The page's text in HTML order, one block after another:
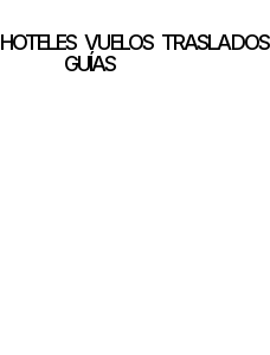
HOTELES VUELOS TRASLADOS
GUÍAS